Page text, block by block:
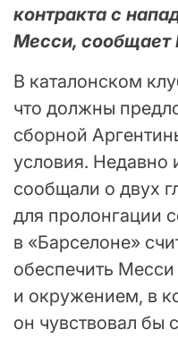
контракта с
Месси, сообщает
В каталонском
что должны
сборной
условия.
сообщали о двух
для пролонгации
в «Барселоне»
обеспечить Месси
и окружением, в
он чувствовал бы